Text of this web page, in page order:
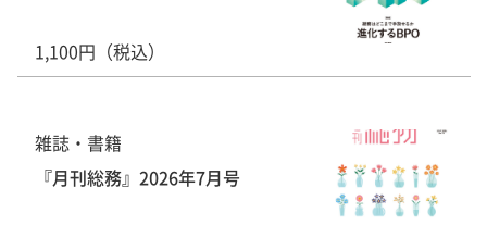
1,100円（税込）
雑誌・書籍
『月刊総務』2026年7月号